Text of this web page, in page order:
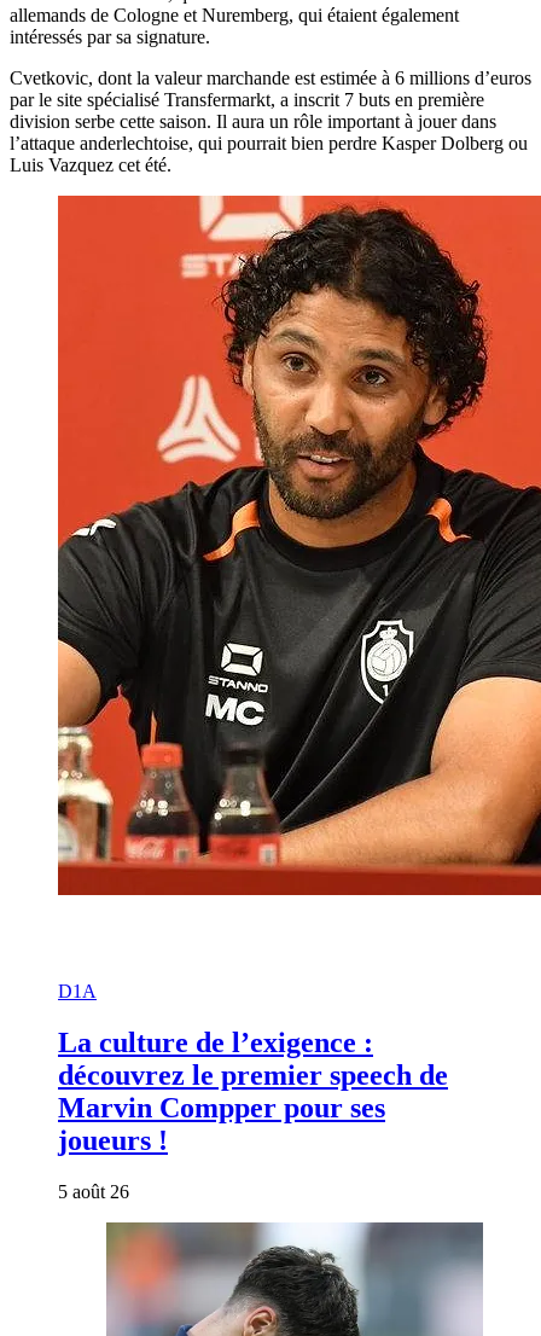
allemands de Cologne et Nuremberg, qui étaient également
intéressés par sa signature.
Cvetkovic, dont la valeur marchande est estimée à 6 millions d’euros
par le site spécialisé Transfermarkt, a inscrit 7 buts en première
division serbe cette saison. Il aura un rôle important à jouer dans
l’attaque anderlechtoise, qui pourrait bien perdre Kasper Dolberg ou
Luis Vazquez cet été.
D1A
La culture de l’exigence :
découvrez le premier speech de
Marvin Compper pour ses
joueurs !
5 août 26